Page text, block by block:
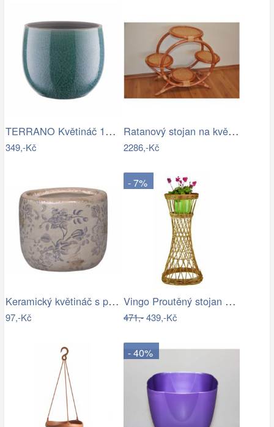
TERRANO Květináč 15 cm
349,-Kč
Ratanový stojan na květináče - AX
2286,-Kč
Keramický květináč s popraskáním Melun …
97,-Kč
- 7%
Vingo Proutěný stojan na květiny…
471,-439,-Kč
- 40%